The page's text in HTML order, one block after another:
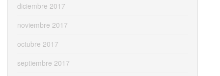
diciembre 2017
noviembre 2017
octubre 2017
septiembre 2017